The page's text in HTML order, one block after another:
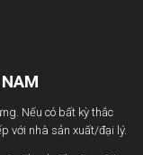
Nếu có bất kỳ thắc
với nhà sản xuất/đại lý.